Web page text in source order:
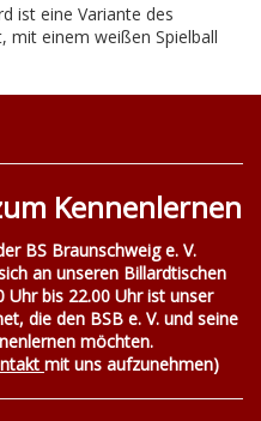
ist eine Variante des
mit einem weißen Spielball
Kennenlernen
BS Braunschweig e. V.
an unseren Billardtischen
Uhr bis 22.00 Uhr ist unser
die den BSB e. V. und seine
möchten.
mit uns aufzunehmen)